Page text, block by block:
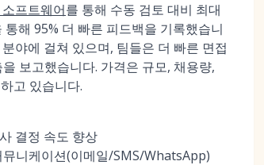
프트웨어를 통해 수동 검토 대비 최대
해 95% 더 빠른 피드백을 기록했습니
야에 걸쳐 있으며, 팀들은 더 빠른 면접
보고했습니다. 가격은 규모, 채용량,
고 있습니다.
결정 속도 향상
니케이션(이메일/SMS/WhatsApp)